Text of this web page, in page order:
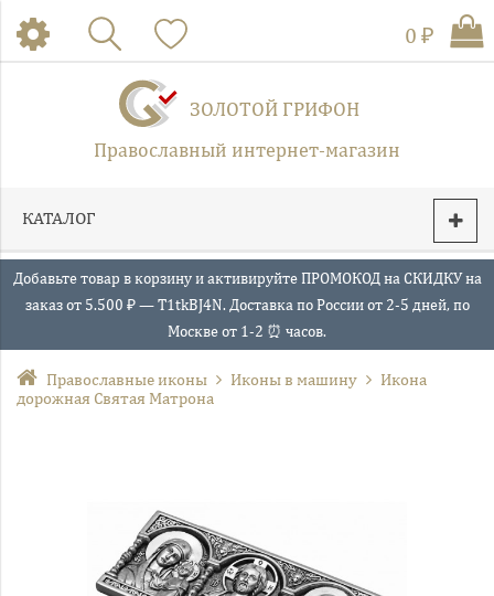
ЗОЛОТОЙ ГРИФОН
Православный интернет-магазин
0 ₽
КАТАЛОГ
Добавьте товар в корзину и активируйте ПРОМОКОД на СКИДКУ на
заказ от 5.500 ₽ — T1tkBJ4N. Доставка по России от 2-5 дней, по
Москве от 1-2 ⏰ часов.
Православные иконы Иконы в машину
Икона
дорожная Святая Матрона